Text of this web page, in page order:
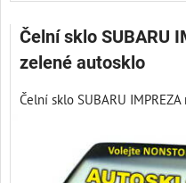
Čelní sklo SUBARU
zelené autosklo
Čelní sklo SUBARU